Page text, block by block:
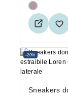
-20%
Sneakers